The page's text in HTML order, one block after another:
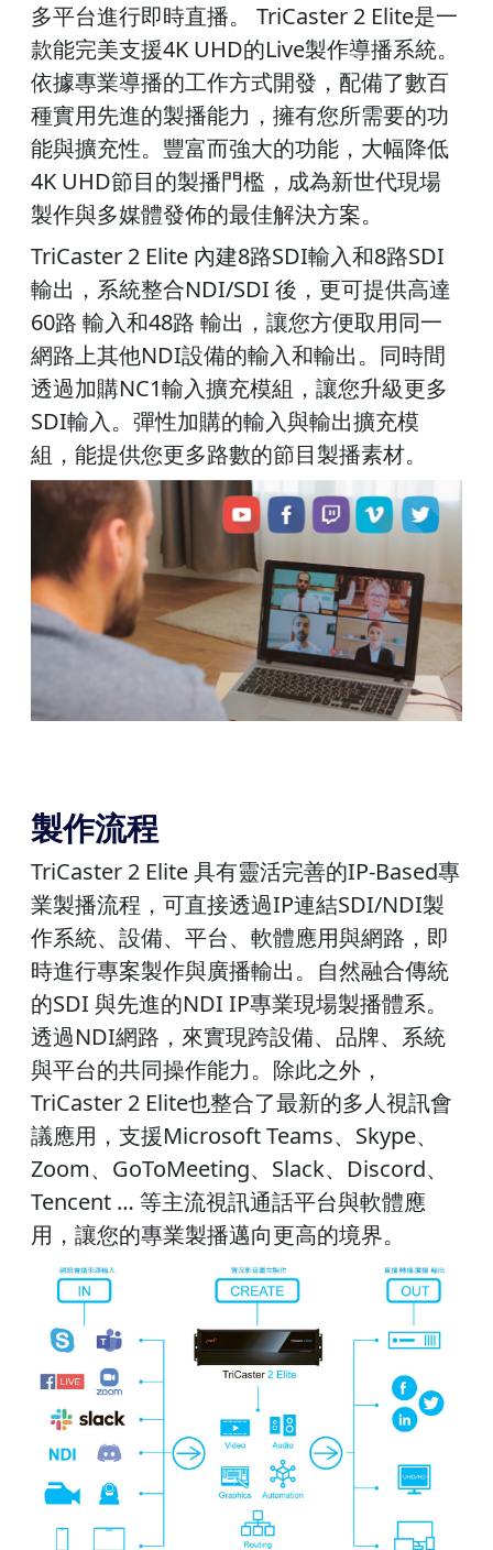
多平台進行即時直播。 TriCaster 2 Elite是一
款能完美支援4K UHD的Live製作導播系統。
依據專業導播的工作方式開發，配備了數百
種實用先進的製播能力，擁有您所需要的功
能與擴充性。豐富而強大的功能，大幅降低
4K UHD節目的製播門檻，成為新世代現場
製作與多媒體發佈的最佳解決方案。
TriCaster 2 Elite 內建8路SDI輸入和8路SDI
輸出，系統整合NDI/SDI 後，更可提供高達
60路 輸入和48路 輸出，讓您方便取用同一
網路上其他NDI設備的輸入和輸出。同時間
透過加購NC1輸入擴充模組，讓您升級更多
SDI輸入。彈性加購的輸入與輸出擴充模
組，能提供您更多路數的節目製播素材。
製作流程
TriCaster 2 Elite 具有靈活完善的IP-Based專
業製播流程，可直接透過IP連結SDI/NDI製
作系統、設備、平台、軟體應用與網路，即
時進行專案製作與廣播輸出。自然融合傳統
的SDI 與先進的NDI IP專業現場製播體系。
透過NDI網路，來實現跨設備、品牌、系統
與平台的共同操作能力。除此之外，
TriCaster 2 Elite也整合了最新的多人視訊會
議應用，支援Microsoft Teams、Skype、
Zoom、GoToMeeting、Slack、Discord、
Tencent … 等主流視訊通話平台與軟體應
用，讓您的專業製播邁向更高的境界。